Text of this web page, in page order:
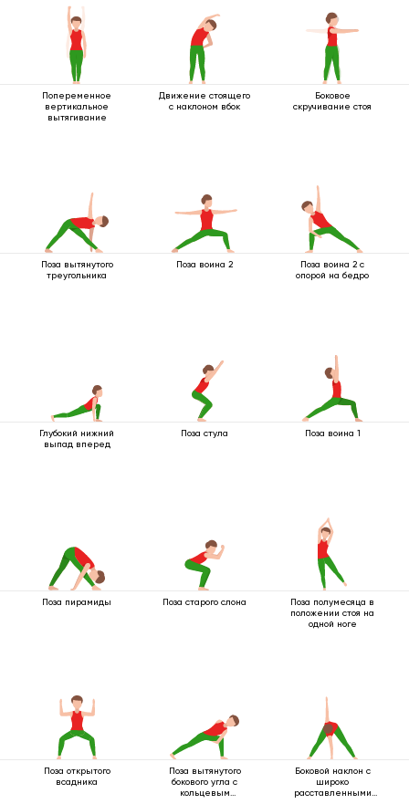
Попеременное
вертикальное
вытягивание
Движение стоящего
с наклоном вбок
Боковое
скручивание стоя
Поза вытянутого
треугольника
Поза воина 2
Поза воина 2 с
опорой на бедро
Глубокий нижний
выпад вперед
Поза стула Поза воина 1
Поза пирамиды Поза старого слона
Поза полумесяца в
положении стоя на
одной ноге
Поза открытого
всадника
Поза вытянутого
бокового угла с
кольцевым
Боковой наклон с
широко
расставленными